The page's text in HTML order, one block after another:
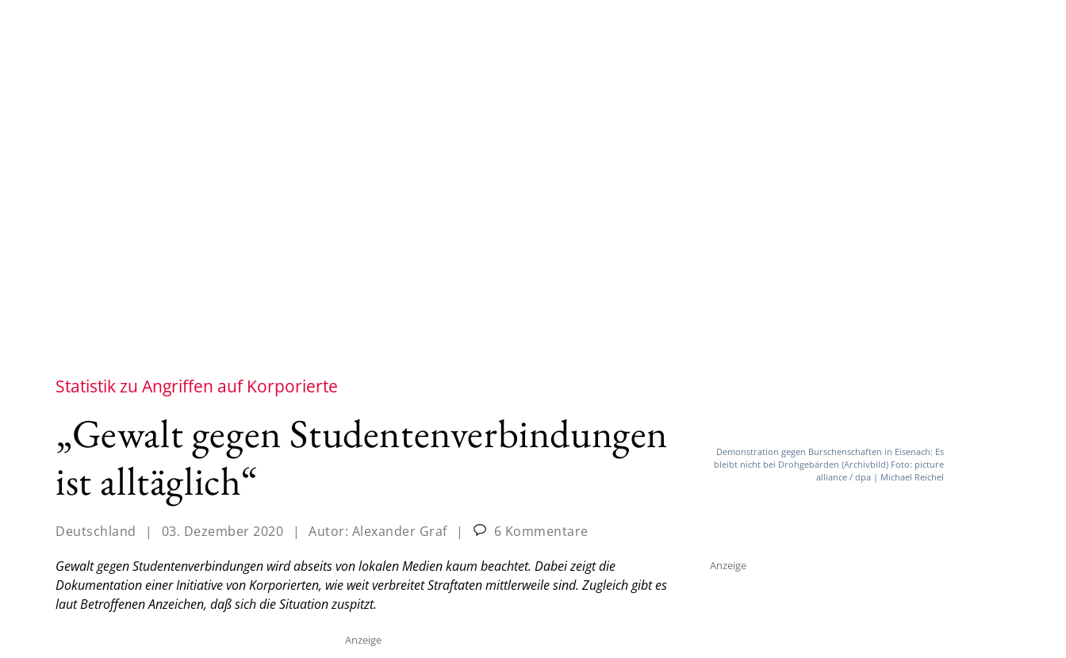
Statistik zu Angriffen auf Korporierte
„Gewalt gegen Studentenverbindungen
ist alltäglich“
Deutschland | 03. Dezember 2020 | Autor: Alexander Graf |
6 Kommentare
Gewalt gegen Studentenverbindungen wird abseits von lokalen Medien kaum beachtet. Dabei zeigt die
Dokumentation einer Initiative von Korporierten, wie weit verbreitet Straftaten mittlerweile sind. Zugleich gibt es
laut Betroffenen Anzeichen, daß sich die Situation zuspitzt.
Anzeige
Demonstration gegen Burschenschaften in Eisenach: Es
bleibt nicht bei Drohgebärden (Archivbild) Foto: picture
alliance / dpa | Michael Reichel
Anzeige